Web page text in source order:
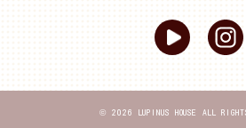
© 2026 LUPINUS HOUSE ALL